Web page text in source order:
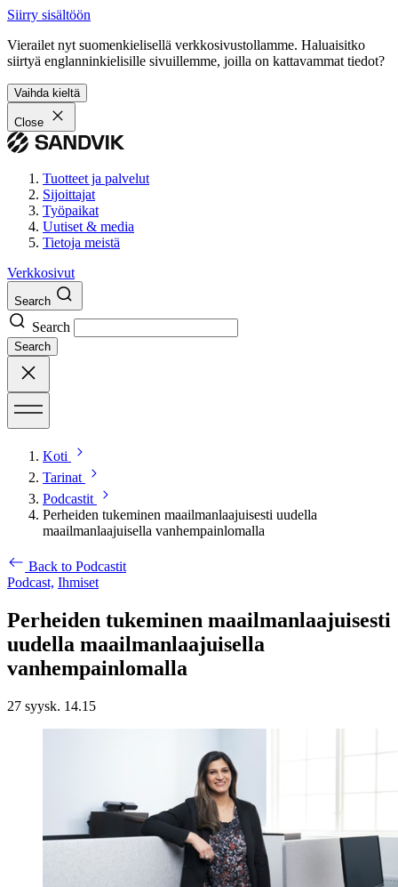
Siirry sisältöön
Vierailet nyt suomenkielisellä verkkosivustollamme. Haluaisitko
siirtyä englanninkielisille sivuillemme, joilla on kattavammat tiedot?
Vaihda kieltä
Close
Tuotteet ja palvelut
Sijoittajat
Työpaikat
Uutiset & media
Tietoja meistä
Verkkosivut
Search
Search
Search
Koti
Tarinat
Podcastit
Perheiden tukeminen maailmanlaajuisesti uudella
maailmanlaajuisella vanhempainlomalla
Back to Podcastit
Podcast, Ihmiset
Perheiden tukeminen maailmanlaajuisesti
uudella maailmanlaajuisella
vanhempainlomalla
27 syysk. 14.15